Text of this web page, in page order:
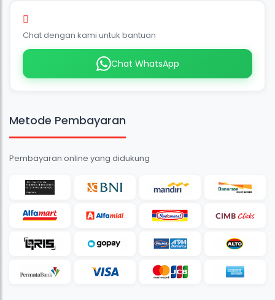
Chat dengan kami untuk bantuan
Chat WhatsApp
Metode Pembayaran
Pembayaran online yang didukung